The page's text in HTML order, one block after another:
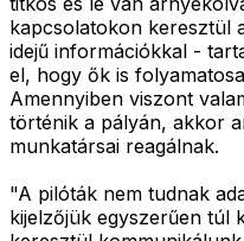
kapcsolatokon keresztül
idejű információkkal -
el, hogy ők is
Amennyiben viszont
történik a pályán, akkor
munkatársai reagálnak.
"A pilóták nem tudnak
kijelzőjük egyszerűen túl